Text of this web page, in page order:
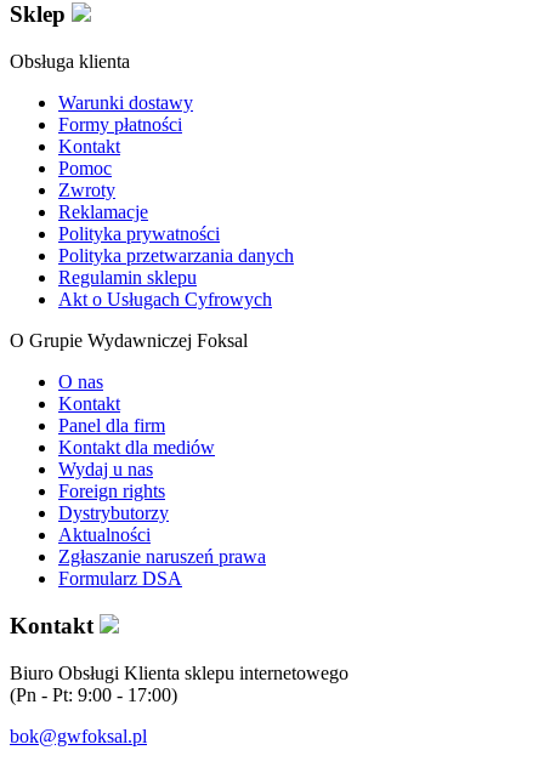
Sklep
Obsługa klienta
Warunki dostawy
Formy płatności
Kontakt
Pomoc
Zwroty
Reklamacje
Polityka prywatności
Polityka przetwarzania danych
Regulamin sklepu
Akt o Usługach Cyfrowych
O Grupie Wydawniczej Foksal
O nas
Kontakt
Panel dla firm
Kontakt dla mediów
Wydaj u nas
Foreign rights
Dystrybutorzy
Aktualności
Zgłaszanie naruszeń prawa
Formularz DSA
Kontakt
Biuro Obsługi Klienta sklepu internetowego
(Pn - Pt: 9:00 - 17:00)
bok@gwfoksal.pl